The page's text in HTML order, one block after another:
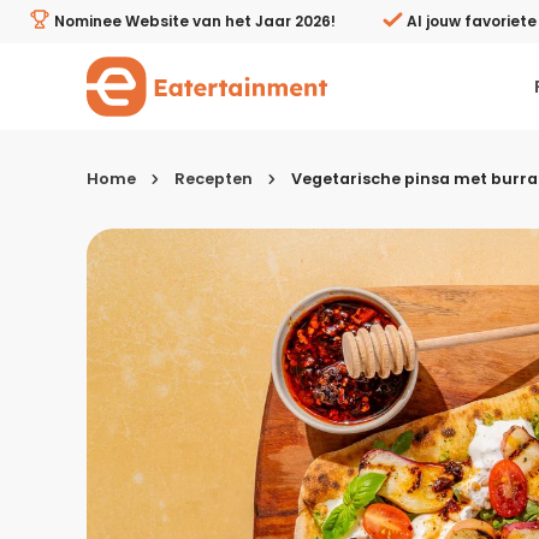
Vegetarische pinsa met burrata, gegrilde perzik en hot
Nominee Website van het Jaar 2026! Al jouw
Kies je menugang
Ontbijt
Lunch & brunch
Tussendoortjes
Voor- & tussengerechten
Home Recepten Vegetarische pinsa met